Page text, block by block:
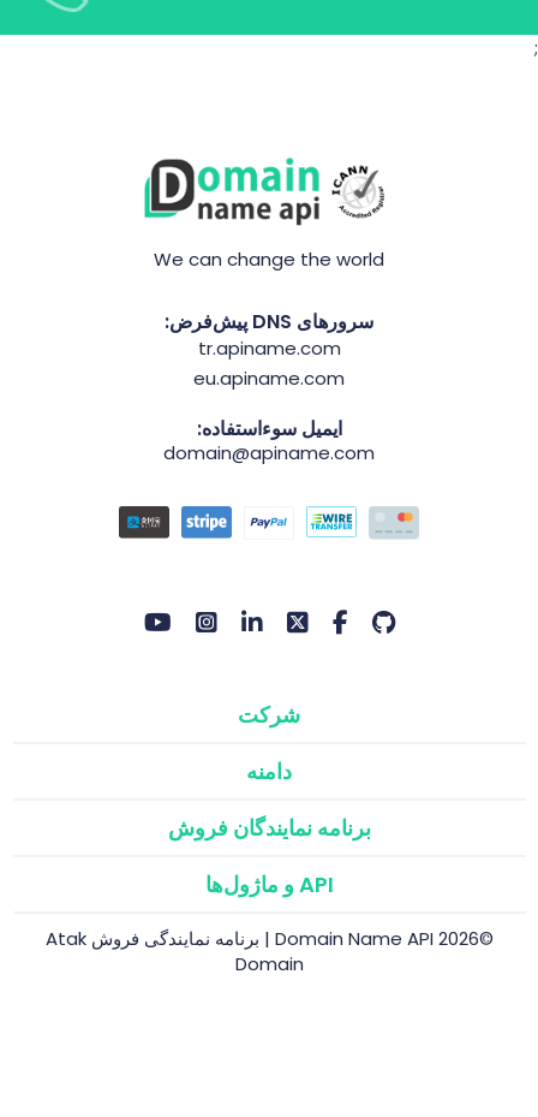
We can change the world
سرورهای DNS پیش‌فرض:
tr.apiname.com
eu.apiname.com
ایمیل سوءاستفاده:
domain@apiname.com
شرکت
دامنه
برنامه نمایندگان فروش
API و ماژول‌ها
©2026 Domain Name API | برنامه نمایندگی فروش Atak
Domain